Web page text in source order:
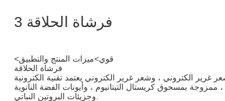
فرشاة الحلاقة 3
<قوي>ميزات المنتج والتطبيق
فرشاة الحلاقة
غرير الكتروني ، وشعر غرير الكتروني يعتمد تقنية الكترونية
، ممزوجة بمسحوق كريستال التيتانيوم ، وأيونات الفضة النانوية